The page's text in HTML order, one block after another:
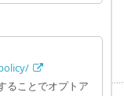
ることでオプトア